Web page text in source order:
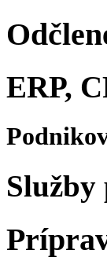
ERP,
Služby